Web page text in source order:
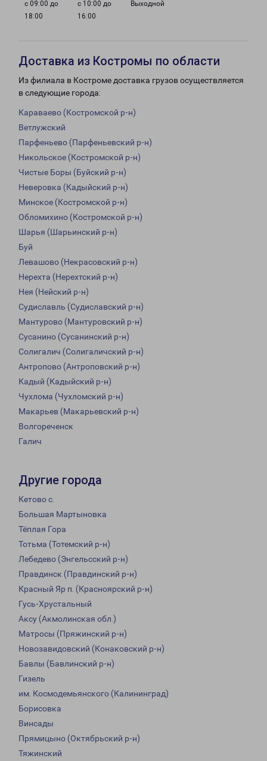
с 09:00 до
18:00
с 10:00 до
16:00
Выходной
Доставка из Костромы по области
Из филиала в Костроме доставка грузов осуществляется
в следующие города:
Караваево (Костромской р-н)
Ветлужский
Парфеньево (Парфеньевский р-н)
Никольское (Костромской р-н)
Чистые Боры (Буйский р-н)
Неверовка (Кадыйский р-н)
Минское (Костромской р-н)
Обломихино (Костромской р-н)
Шарья (Шарьинский р-н)
Буй
Левашово (Некрасовский р-н)
Нерехта (Нерехтский р-н)
Нея (Нейский р-н)
Судиславль (Судиславский р-н)
Мантурово (Мантуровский р-н)
Сусанино (Сусанинский р-н)
Солигалич (Солигаличский р-н)
Антропово (Антроповский р-н)
Кадый (Кадыйский р-н)
Чухлома (Чухломский р-н)
Макарьев (Макарьевский р-н)
Волгореченск
Галич
Другие города
Кетово с.
Большая Мартыновка
Тёплая Гора
Тотьма (Тотемский р-н)
Лебедево (Энгельсский р-н)
Правдинск (Правдинский р-н)
Красный Яр п. (Красноярский р-н)
Гусь-Хрустальный
Аксу (Акмолинская обл.)
Матросы (Пряжинский р-н)
Новозавидовский (Конаковский р-н)
Бавлы (Бавлинский р-н)
Гизель
им. Космодемьянского (Калининград)
Борисовка
Винсады
Прямицыно (Октябрьский р-н)
Тяжинский